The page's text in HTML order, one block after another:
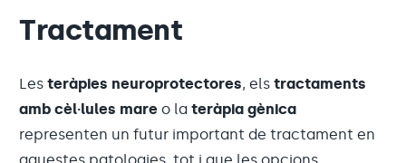
Tractament
Les teràpies neuroprotectores, els tractaments
amb cèl·lules mare o la teràpia gènica
representen un futur important de tractament en